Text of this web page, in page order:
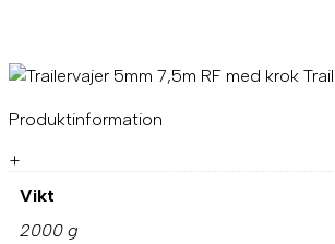
Produktinformation
+
Vikt
2000 g